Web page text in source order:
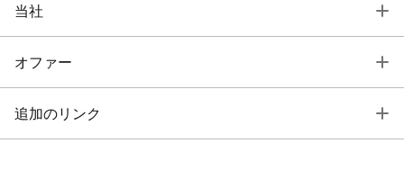
当社
オファー
追加のリンク